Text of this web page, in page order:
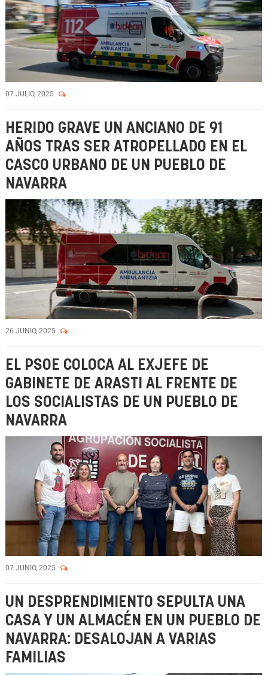
07 JULIO, 2025
HERIDO GRAVE UN ANCIANO DE 91
AÑOS TRAS SER ATROPELLADO EN EL
CASCO URBANO DE UN PUEBLO DE
NAVARRA
26 JUNIO, 2025
EL PSOE COLOCA AL EXJEFE DE
GABINETE DE ARASTI AL FRENTE DE
LOS SOCIALISTAS DE UN PUEBLO DE
NAVARRA
07 JUNIO, 2025
UN DESPRENDIMIENTO SEPULTA UNA
CASA Y UN ALMACÉN EN UN PUEBLO DE
NAVARRA: DESALOJAN A VARIAS
FAMILIAS